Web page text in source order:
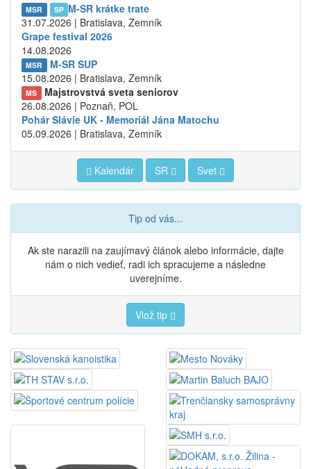
MSR SP M-SR krátke trate
31.07.2026 | Bratislava, Zemník
Grape festival 2026
14.08.2026
MSR
M-SR SUP
15.08.2026 | Bratislava, Zemník
MS
Majstrovstvá sveta seniorov
26.08.2026 | Poznaň, POL
Pohár Slávie UK - Memoriál Jána Matochu
05.09.2026 | Bratislava, Zemník
Kalendár SR Svet
Tip od vás...
Ak ste narazili na zaujímavý článok alebo informácie, dajte
nám o nich vedieť, radi ich spracujeme a následne
uverejníme.
Vlož tip